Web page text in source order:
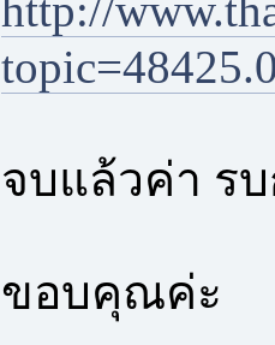
http://
จบแล้วค่า ร
ขอบคุณค่ะ